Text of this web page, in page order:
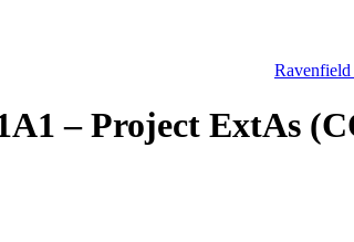
Ravenfield